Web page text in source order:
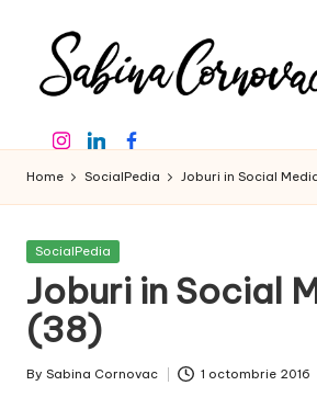
content
a
b
in
a
C
o
creator
de
16
-
InstagramLinkedinFacebook
Home SocialPedia Joburi in Social
Posted
SocialPedia
Joburi in Social
(38)
Posted
By Sabina Cornovac 1 octombrie 2016